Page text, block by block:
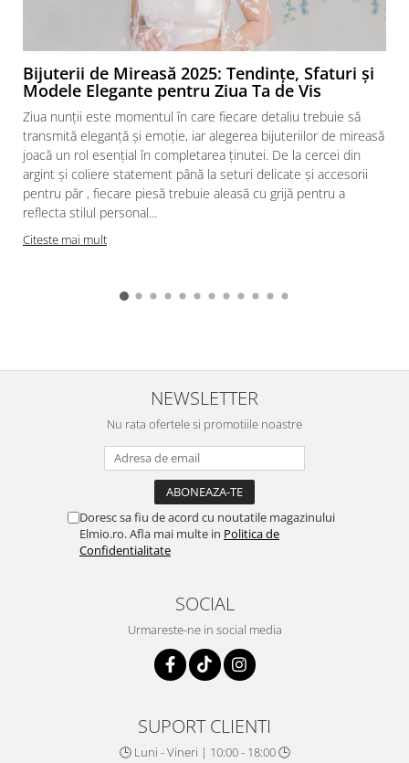
Bijuterii de Mireasă 2025: Tendințe, Sfaturi și
Modele Elegante pentru Ziua Ta de Vis
Ziua nunții este momentul în care fiecare detaliu trebuie să
transmită eleganță și emoție, iar alegerea bijuteriilor de mireasă
joacă un rol esențial în completarea ținutei. De la cercei din
argint și coliere statement până la seturi delicate și accesorii
pentru păr , fiecare piesă trebuie aleasă cu grijă pentru a
reflecta stilul personal...
Citeste mai mult
NEWSLETTER
Nu rata ofertele si promotiile noastre
Doresc sa fiu de acord cu noutatile magazinului
Elmio.ro. Afla mai multe in Politica de
Confidentialitate
SOCIAL
Urmareste-ne in social media
SUPORT CLIENTI
🕒 Luni - Vineri | 10:00 - 18:00 🕒